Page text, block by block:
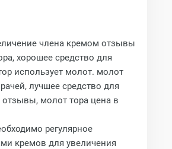
хорошее средство для
использует молот. молот
лучшее средство для
молот тора цена в
регулярное
кремов для увеличения